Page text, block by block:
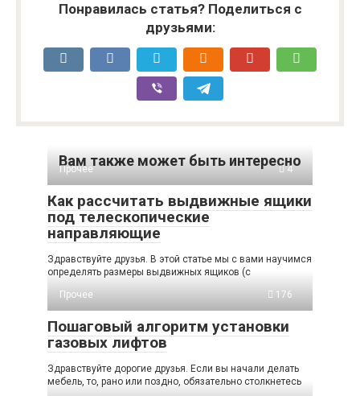
Понравилась статья? Поделиться с
друзьями:
Вам также может быть интересно
Прочее 4
Как рассчитать выдвижные ящики
под телескопические
направляющие
Здравствуйте друзья. В этой статье мы с вами научимся
определять размеры выдвижных ящиков (с
Прочее
176
Пошаговый алгоритм установки
газовых лифтов
Здравствуйте дорогие друзья. Если вы начали делать
мебель, то, рано или поздно, обязательно столкнетесь